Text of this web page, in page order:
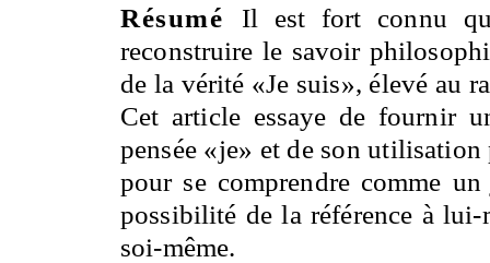
Résumé Il est fort connu
reconstruire le savoir
de la vérité «Je suis», élevé au
Cet article essaye de fournir
pensée «je» et de son utilisation
pour se comprendre comme
possibilité de la référence à
soi-même.